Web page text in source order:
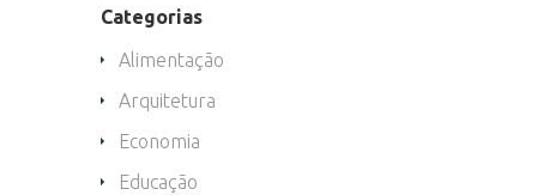
Categorias
Alimentação
Arquitetura
Economia
Educação